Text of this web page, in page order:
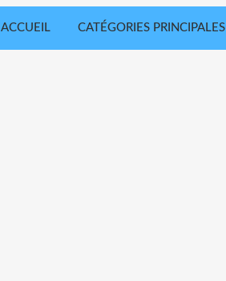
ACCUEIL CATÉGORIES PRINCIPALES